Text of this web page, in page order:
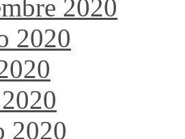
2020
2020
2020